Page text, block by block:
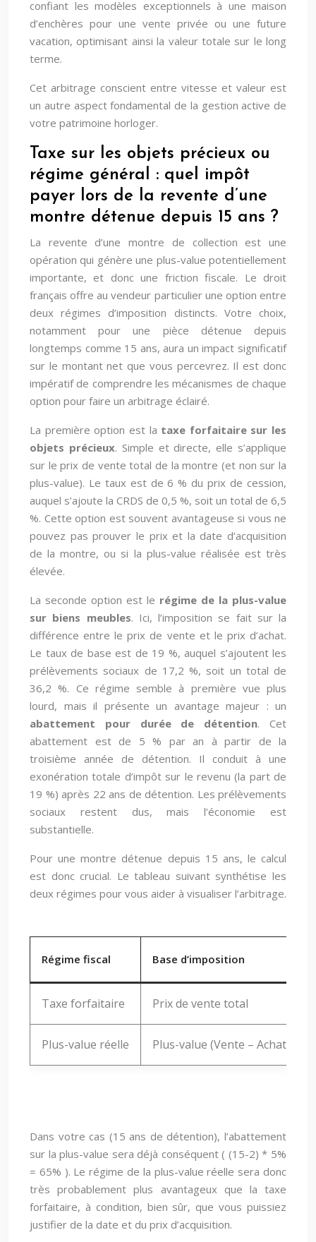
confiant les modèles exceptionnels à une maison
d’enchères pour une vente privée ou une future
vacation, optimisant ainsi la valeur totale sur le long
terme.
Cet arbitrage conscient entre vitesse et valeur est
un autre aspect fondamental de la gestion active de
votre patrimoine horloger.
Taxe sur les objets précieux ou
régime général : quel impôt
payer lors de la revente d’une
montre détenue depuis 15 ans ?
La revente d’une montre de collection est une
opération qui génère une plus-value potentiellement
importante, et donc une friction fiscale. Le droit
français offre au vendeur particulier une option entre
deux régimes d’imposition distincts. Votre choix,
notamment pour une pièce détenue depuis
longtemps comme 15 ans, aura un impact significatif
sur le montant net que vous percevrez. Il est donc
impératif de comprendre les mécanismes de chaque
option pour faire un arbitrage éclairé.
La première option est la taxe forfaitaire sur les
objets précieux. Simple et directe, elle s’applique
sur le prix de vente total de la montre (et non sur la
plus-value). Le taux est de 6 % du prix de cession,
auquel s’ajoute la CRDS de 0,5 %, soit un total de 6,5
%. Cette option est souvent avantageuse si vous ne
pouvez pas prouver le prix et la date d’acquisition
de la montre, ou si la plus-value réalisée est très
élevée.
La seconde option est le régime de la plus-value
sur biens meubles. Ici, l’imposition se fait sur la
différence entre le prix de vente et le prix d’achat.
Le taux de base est de 19 %, auquel s’ajoutent les
prélèvements sociaux de 17,2 %, soit un total de
36,2 %. Ce régime semble à première vue plus
lourd, mais il présente un avantage majeur : un
abattement pour durée de détention. Cet
abattement est de 5 % par an à partir de la
troisième année de détention. Il conduit à une
exonération totale d’impôt sur le revenu (la part de
19 %) après 22 ans de détention. Les prélèvements
sociaux restent dus, mais l’économie est
substantielle.
Pour une montre détenue depuis 15 ans, le calcul
est donc crucial. Le tableau suivant synthétise les
deux régimes pour vous aider à visualiser l’arbitrage.
Régime fiscal Base d’imposition
Taxe forfaitaire Prix de vente total
Plus-value réelle Plus-value (Vente – Achat)
Dans votre cas (15 ans de détention), l’abattement
sur la plus-value sera déjà conséquent ( (15-2) * 5%
= 65% ). Le régime de la plus-value réelle sera donc
très probablement plus avantageux que la taxe
forfaitaire, à condition, bien sûr, que vous puissiez
justifier de la date et du prix d’acquisition.